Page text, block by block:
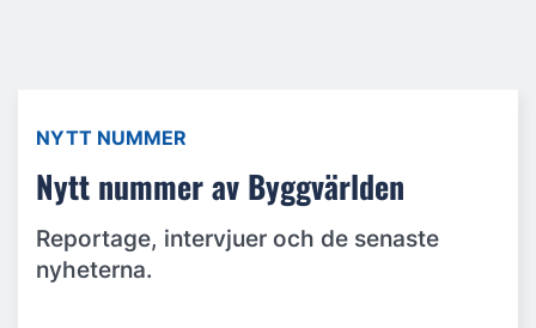
NYTT NUMMER
Nytt nummer av Byggvärlden
Reportage, intervjuer och de senaste
nyheterna.